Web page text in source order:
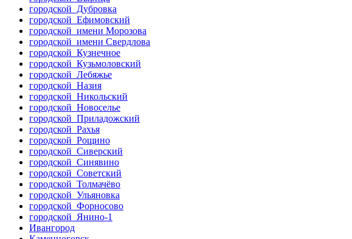
городской Дубровка
городской Ефимовский
городской имени Морозова
городской имени Свердлова
городской Кузнечное
городской Кузьмоловский
городской Лебяжье
городской Назия
городской Никольский
городской Новоселье
городской Приладожский
городской Рахья
городской Рощино
городской Сиверский
городской Синявино
городской Советский
городской Толмачёво
городской Ульяновка
городской Форносово
городской Янино-1
Ивангород